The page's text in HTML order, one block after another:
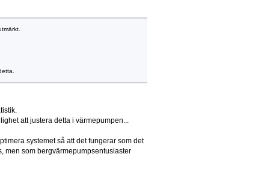
att justera detta i värmepumpen...
systemet så att det fungerar som det
men som bergvärmepumpsentusiaster